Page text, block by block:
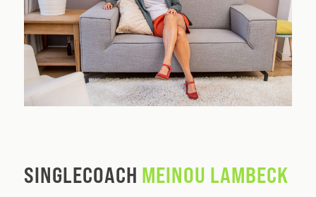
SINGLECOACH MEINOU LAMBECK